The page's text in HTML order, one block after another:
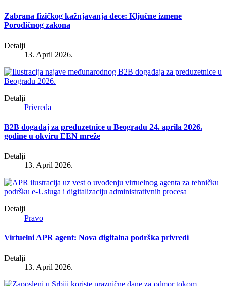
Zabrana fizičkog kažnjavanja dece: Ključne izmene
Porodičnog zakona
Detalji
13. April 2026.
Detalji
Privreda
B2B događaj za preduzetnice u Beogradu 24. aprila 2026.
godine u okviru EEN mreže
Detalji
13. April 2026.
Detalji
Pravo
Virtuelni APR agent: Nova digitalna podrška privredi
Detalji
13. April 2026.